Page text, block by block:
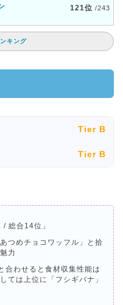
121位 /243
キング
Tier B
Tier B
総合14位」
つめチョコワッフル」と拾
力
合わせると食材収集性能は
ては上位に「フシギバナ」